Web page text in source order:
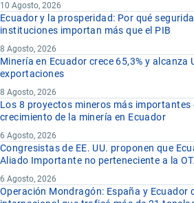
10 Agosto, 2026
Ecuador y la prosperidad: Por qué
instituciones importan más que el PIB
8 Agosto, 2026
Minería en Ecuador crece 65,3% y alcanza
exportaciones
8 Agosto, 2026
Los 8 proyectos mineros más importantes
crecimiento de la minería en Ecuador
6 Agosto, 2026
Congresistas de EE. UU. proponen que
Aliado Importante no perteneciente a la
6 Agosto, 2026
Operación Mondragón: España y Ecuador